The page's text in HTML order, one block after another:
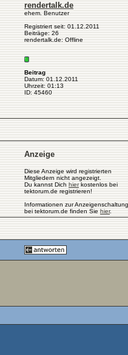
rendertalk.de
ehem. Benutzer
Registriert seit: 01.12.2011
Beiträge: 26
rendertalk.de: Offline
Beitrag
Datum: 01.12.2011
Uhrzeit: 01:13
ID: 45460
Anzeige
Diese Anzeige wird registrierten
Mitgliedern nicht angezeigt.
Du kannst Dich hierkostenlos bei
tektorum.de registrieren!
Informationen zur Anzeigenschaltung
bei tektorum.de finden Sie hier.